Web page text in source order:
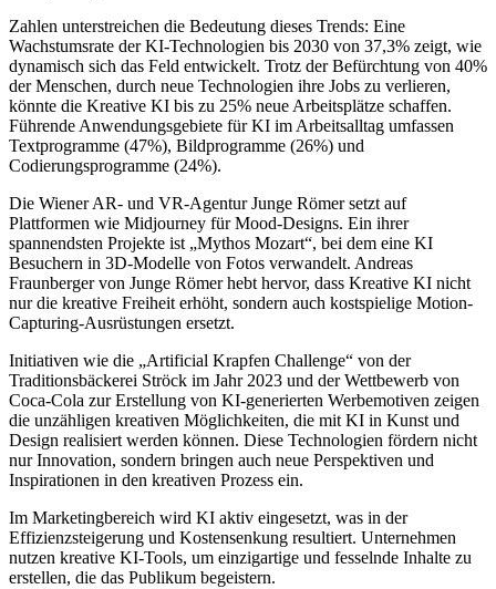
Zahlen unterstreichen die Bedeutung dieses Trends: Eine
Wachstumsrate der KI-Technologien bis 2030 von 37,3% zeigt, wie
dynamisch sich das Feld entwickelt. Trotz der Befürchtung von 40%
der Menschen, durch neue Technologien ihre Jobs zu verlieren,
könnte die Kreative KI bis zu 25% neue Arbeitsplätze schaffen.
Führende Anwendungsgebiete für KI im Arbeitsalltag umfassen
Textprogramme (47%), Bildprogramme (26%) und
Codierungsprogramme (24%).
Die Wiener AR- und VR-Agentur Junge Römer setzt auf
Plattformen wie Midjourney für Mood-Designs. Ein ihrer
spannendsten Projekte ist „Mythos Mozart“, bei dem eine KI
Besuchern in 3D-Modelle von Fotos verwandelt. Andreas
Fraunberger von Junge Römer hebt hervor, dass Kreative KI nicht
nur die kreative Freiheit erhöht, sondern auch kostspielige Motion-
Capturing-Ausrüstungen ersetzt.
Initiativen wie die „Artificial Krapfen Challenge“ von der
Traditionsbäckerei Ströck im Jahr 2023 und der Wettbewerb von
Coca-Cola zur Erstellung von KI-generierten Werbemotiven zeigen
die unzähligen kreativen Möglichkeiten, die mit KI in Kunst und
Design realisiert werden können. Diese Technologien fördern nicht
nur Innovation, sondern bringen auch neue Perspektiven und
Inspirationen in den kreativen Prozess ein.
Im Marketingbereich wird KI aktiv eingesetzt, was in der
Effizienzsteigerung und Kostensenkung resultiert. Unternehmen
nutzen kreative KI-Tools, um einzigartige und fesselnde Inhalte zu
erstellen, die das Publikum begeistern.